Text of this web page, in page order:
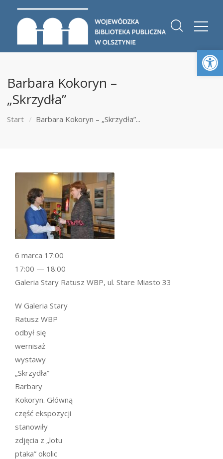
Barbara Kokoryn –
„Skrzydła”
Start Barbara Kokoryn – „Skrzydła”...
W Galeria Stary
Ratusz WBP
odbył się
wernisaż
wystawy
„Skrzydła”
Barbary
Kokoryn. Główną
część ekspozycji
stanowiły
zdjęcia z „lotu
ptaka” okolic
6 marca 17:00
17:00 — 18:00
Galeria Stary Ratusz WBP, ul. Stare Miasto 33